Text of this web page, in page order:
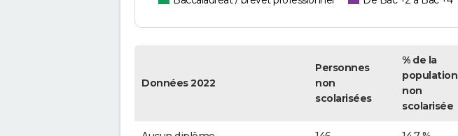
Données 2022
Personnes
non
scolarisées
% de la
population
non
scolarisée